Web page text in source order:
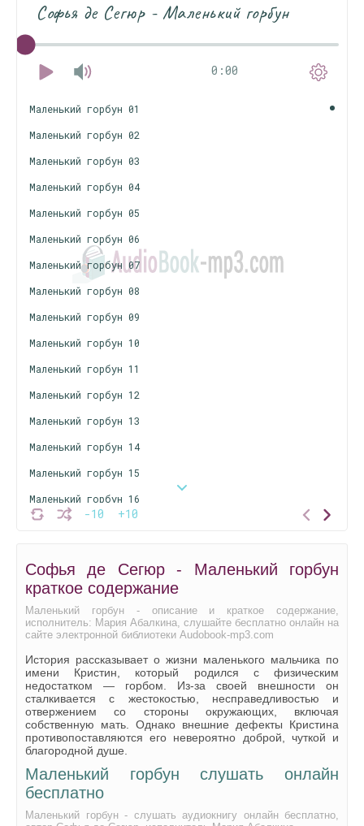
Софья де Сегюр - Маленький горбун
0:00
-10 +10
Маленький горбун 01
Маленький горбун 02
Маленький горбун 03
Маленький горбун 04
Маленький горбун 05
Маленький горбун 06
Маленький горбун 07
Маленький горбун 08
Маленький горбун 09
Маленький горбун 10
Маленький горбун 11
Маленький горбун 12
Маленький горбун 13
Маленький горбун 14
Маленький горбун 15
Маленький горбун 16
Маленький горбун 17
Маленький горбун 19
Маленький горбун 21
Маленький горбун 22
Маленький горбун 23
Маленький горбун 24
Маленький горбун 25
Маленький горбун 26
Маленький горбун 27
Маленький горбун 28
Софья де Сегюр - Маленький горбун
краткое содержание
Маленький горбун - описание и краткое содержание,
исполнитель: Мария Абалкина, слушайте бесплатно онлайн на
сайте электронной библиотеки Audobook-mp3.com
История рассказывает о жизни маленького мальчика по
имени Кристин, который родился с физическим
недостатком — горбом. Из-за своей внешности он
сталкивается с жестокостью, несправедливостью и
отвержением со стороны окружающих, включая
собственную мать. Однако внешние дефекты Кристина
противопоставляются его невероятно доброй, чуткой и
благородной душе.
Маленький горбун слушать онлайн
бесплатно
Маленький горбун - слушать аудиокнигу онлайн бесплатно,